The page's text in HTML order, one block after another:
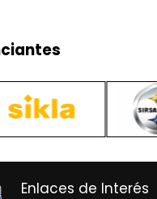
Enlaces de Interés